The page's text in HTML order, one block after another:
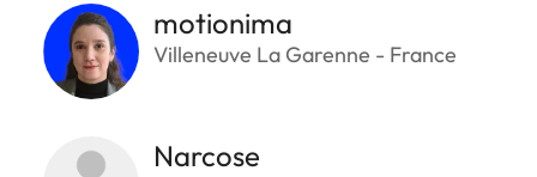
motionima
Villeneuve La Garenne - France
Narcose